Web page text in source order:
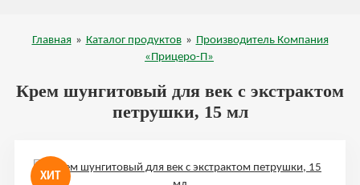
Главная » Каталог продуктов » Производитель Компания
«Прицеро-П»
Крем шунгитовый для век с экстрактом
петрушки, 15 мл
ХИТ